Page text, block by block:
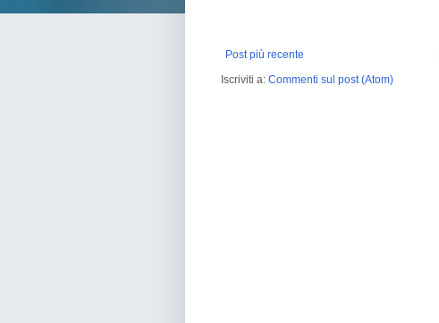
Post più recente
Iscriviti a: Commenti sul post (Atom)